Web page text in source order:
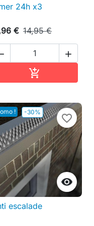
24h x3
€ 14,95 €


! -30%

favorite_border
escalade